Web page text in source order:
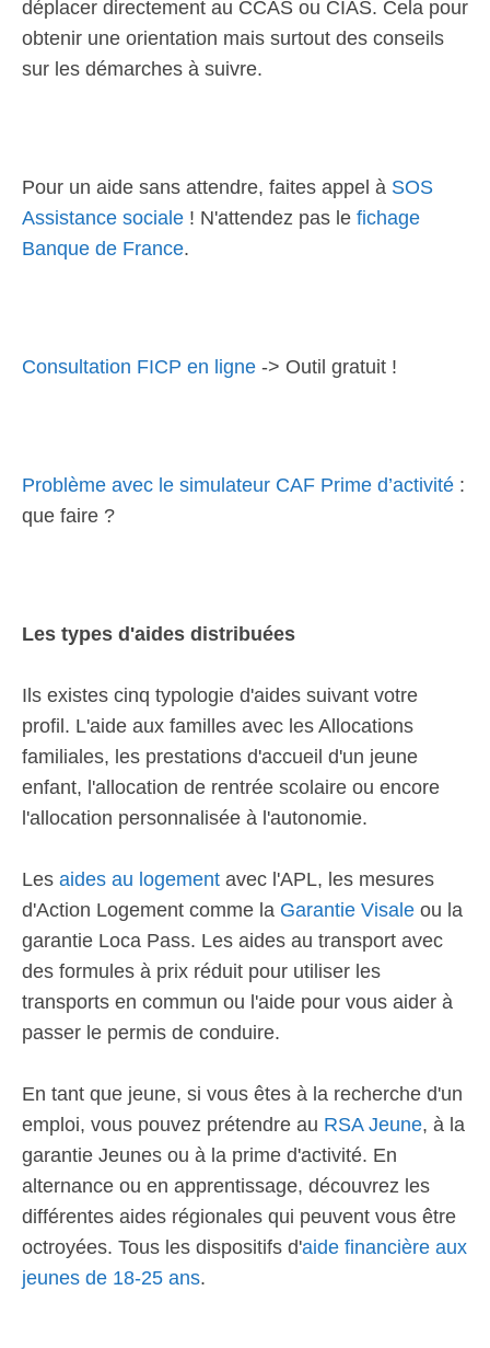
déplacer directement au CCAS ou CIAS. Cela pour
obtenir une orientation mais surtout des conseils
sur les démarches à suivre.
Pour un aide sans attendre, faites appel à SOS
Assistance sociale ! N'attendez pas le fichage
Banque de France.
Consultation FICP en ligne -> Outil gratuit !
Problème avec le simulateur CAF Prime d’activité :
que faire ?
Les types d'aides distribuées
Ils existes cinq typologie d'aides suivant votre
profil. L'aide aux familles avec les Allocations
familiales, les prestations d'accueil d'un jeune
enfant, l'allocation de rentrée scolaire ou encore
l'allocation personnalisée à l'autonomie.
Les aides au logement avec l'APL, les mesures
d'Action Logement comme la Garantie Visale ou la
garantie Loca Pass. Les aides au transport avec
des formules à prix réduit pour utiliser les
transports en commun ou l'aide pour vous aider à
passer le permis de conduire.
En tant que jeune, si vous êtes à la recherche d'un
emploi, vous pouvez prétendre au RSA Jeune, à la
garantie Jeunes ou à la prime d'activité. En
alternance ou en apprentissage, découvrez les
différentes aides régionales qui peuvent vous être
octroyées. Tous les dispositifs d'aide financière aux
jeunes de 18-25 ans.